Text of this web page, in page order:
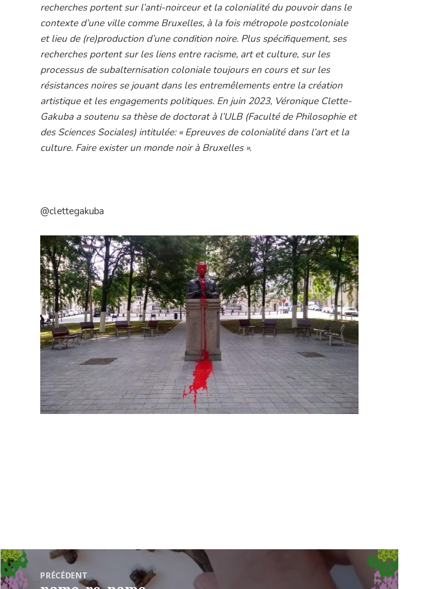
recherches portent sur l’anti-noirceur et la colonialité du pouvoir dans le
contexte d’une ville comme Bruxelles, à la fois métropole postcoloniale
et lieu de (re)production d’une condition noire. Plus spécifiquement, ses
recherches portent sur les liens entre racisme, art et culture, sur les
processus de subalternisation coloniale toujours en cours et sur les
résistances noires se jouant dans les entremêlements entre la création
artistique et les engagements politiques. En juin 2023, Véronique Clette-
Gakuba a soutenu sa thèse de doctorat à l’ULB (Faculté de Philosophie et
des Sciences Sociales) intitulée: « Epreuves de colonialité dans l’art et la
culture. Faire exister un monde noir à Bruxelles ».
@clettegakuba
Navigation
de
PRÉCÉDENT